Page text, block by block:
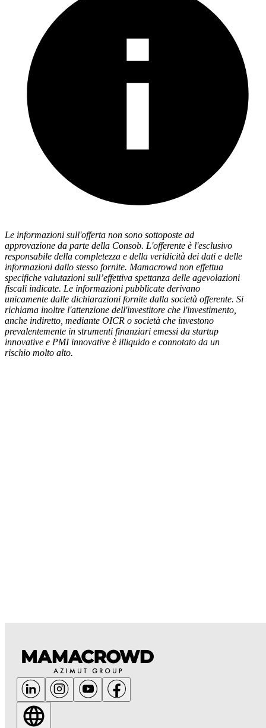
Le informazioni sull'offerta non sono sottoposte ad
approvazione da parte della Consob. L'offerente è l'esclusivo
responsabile della completezza e della veridicità dei dati e delle
informazioni dallo stesso fornite. Mamacrowd non effettua
specifiche valutazioni sull’effettiva spettanza delle agevolazioni
fiscali indicate. Le informazioni pubblicate derivano
unicamente dalle dichiarazioni fornite dalla società offerente. Si
richiama inoltre l'attenzione dell'investitore che l'investimento,
anche indiretto, mediante OICR o società che investono
prevalentemente in strumenti finanziari emessi da startup
innovative e PMI innovative è illiquido e connotato da un
rischio molto alto.